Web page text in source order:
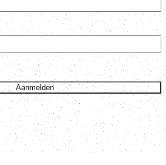
Aanmelden